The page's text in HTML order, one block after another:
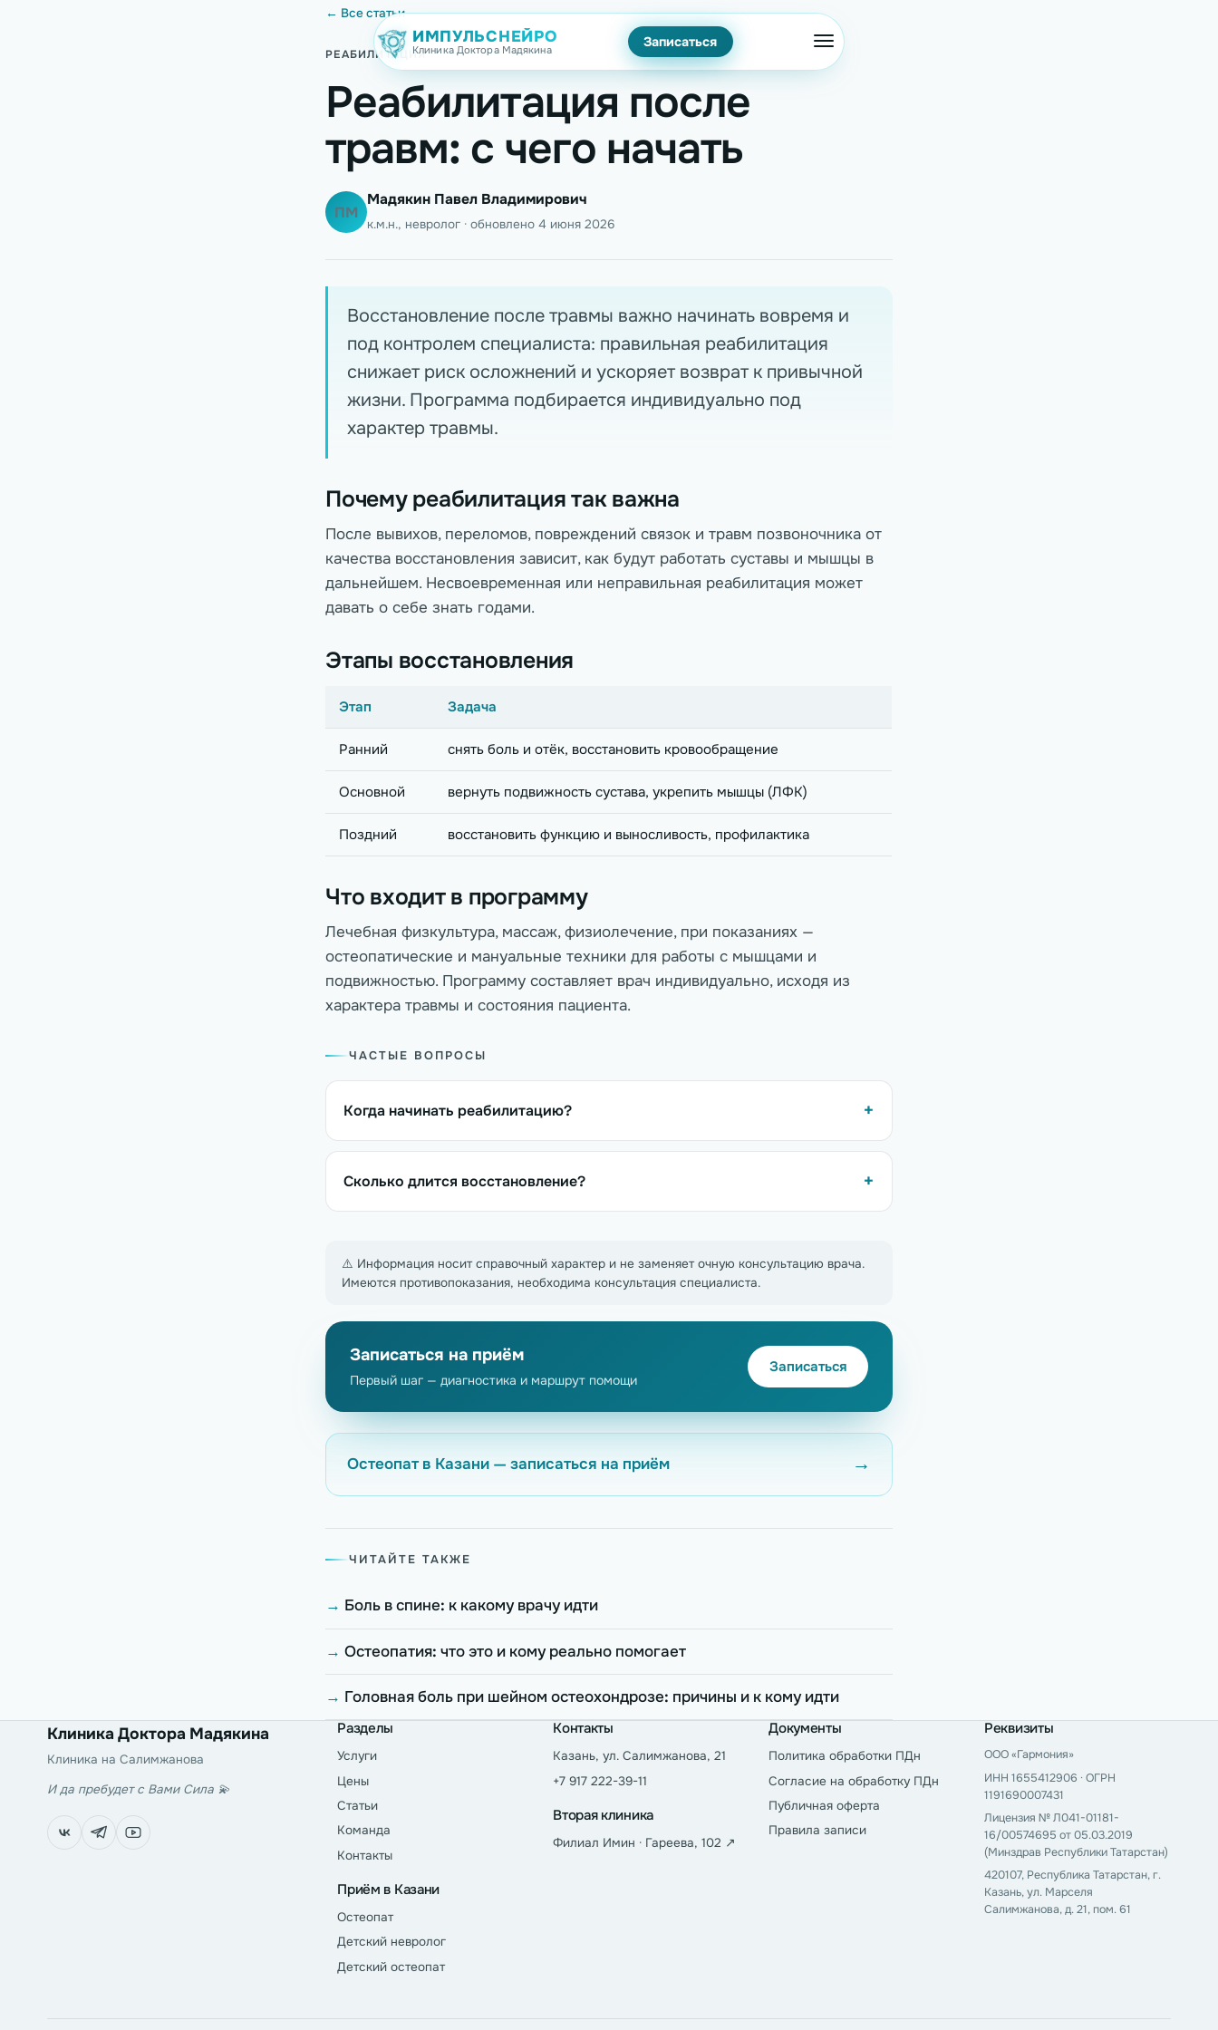
ИМПУЛЬСНЕЙРО
Клиника Доктора Мадякина Записаться
← Все статьи
РЕАБИЛИТАЦИЯ
Реабилитация после
травм: с чего начать
ПМ
Мадякин Павел Владимирович
к.м.н., невролог · обновлено 4 июня 2026
Восстановление после травмы важно начинать вовремя и
под контролем специалиста: правильная реабилитация
снижает риск осложнений и ускоряет возврат к привычной
жизни. Программа подбирается индивидуально под
характер травмы.
Почему реабилитация так важна
После вывихов, переломов, повреждений связок и травм позвоночника от
качества восстановления зависит, как будут работать суставы и мышцы в
дальнейшем. Несвоевременная или неправильная реабилитация может
давать о себе знать годами.
Этапы восстановления
Этап Задача
Ранний снять боль и отёк, восстановить кровообращение
Основной вернуть подвижность сустава, укрепить мышцы (ЛФК)
Поздний восстановить функцию и выносливость, профилактика
Что входит в программу
Лечебная физкультура, массаж, физиолечение, при показаниях —
остеопатические и мануальные техники для работы с мышцами и
подвижностью. Программу составляет врач индивидуально, исходя из
характера травмы и состояния пациента.
ЧАСТЫЕ ВОПРОСЫ
Когда начинать реабилитацию?
Сколько длится восстановление?
⚠️ Информация носит справочный характер и не заменяет очную консультацию врача.
Имеются противопоказания, необходима консультация специалиста.
Записаться на приём
Первый шаг — диагностика и маршрут помощи
Записаться
Остеопат в Казани — записаться на приём →
ЧИТАЙТЕ ТАКЖЕ
Боль в спине: к какому врачу идти
Остеопатия: что это и кому реально помогает
Головная боль при шейном остеохондрозе: причины и к кому идти
Клиника Доктора Мадякина
Клиника на Салимжанова
И да пребудет с Вами Сила 💫
Разделы
Услуги
Цены
Статьи
Команда
Контакты
Приём в Казани
Остеопат
Детский невролог
Детский остеопат
Контакты
Казань, ул. Салимжанова, 21
+7 917 222-39-11
Вторая клиника
Филиал Имин · Гареева, 102 ↗
Документы
Политика обработки ПДн
Согласие на обработку ПДн
Публичная оферта
Правила записи
Реквизиты
ООО «Гармония»
ИНН 1655412906 · ОГРН
1191690007431
Лицензия № Л041-01181-
16/00574695 от 05.03.2019
(Минздрав Республики Татарстан)
420107, Республика Татарстан, г.
Казань, ул. Марселя
Салимжанова, д. 21, пом. 61